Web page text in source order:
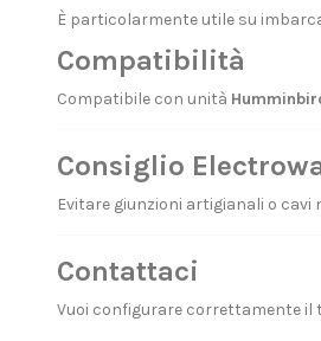
È particolarmente utile su
Compatibilità
Compatibile con unità
Consiglio
Evitare giunzioni artigianali o
Contattaci
Vuoi configurare correttamente il